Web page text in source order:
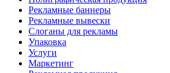
Рекламные баннеры
Рекламные вывески
Слоганы для рекламы
Упаковка
Услуги
Маркетинг